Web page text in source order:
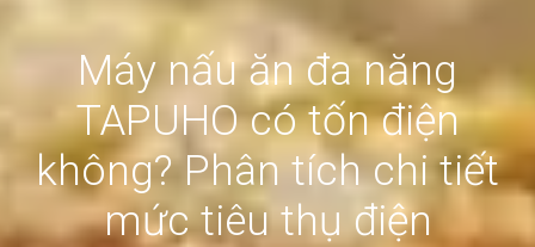
Máy nấu ăn đa năng
TAPUHO có tốn điện
không? Phân tích chi tiết
mức tiêu thụ điện